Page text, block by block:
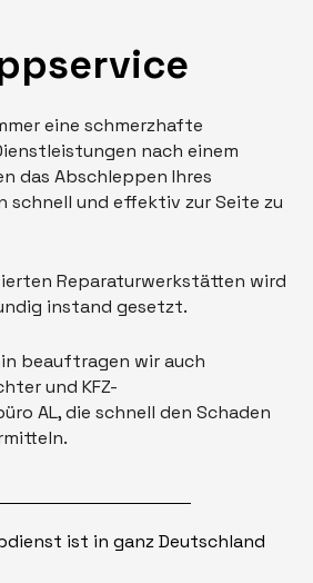
eine schmerzhafte
nach einem
das Abschleppen Ihres
schnell und effektiv zur Seite zu
Reparaturwerkstätten wird
instand gesetzt.
beauftragen wir auch
und KFZ-
AL, die schnell den Schaden
ist in ganz Deutschland